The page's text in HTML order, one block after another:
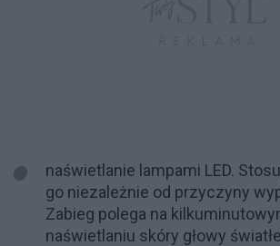
naświetlanie lampami LED.
go niezależnie od przyczyny
Zabieg polega na
naświetlaniu skóry głowy